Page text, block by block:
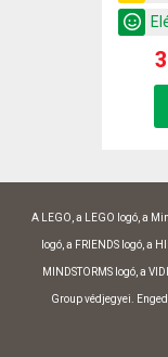
A LEGO, a LEGO logó, a
logó, a FRIENDS logó, a
MINDSTORMS logó, a
Group védjegyei.